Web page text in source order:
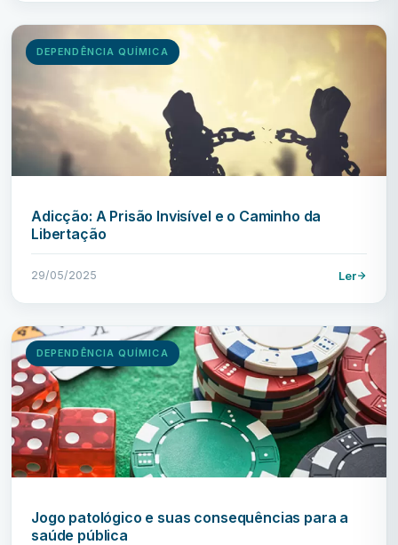
DEPENDÊNCIA QUÍMICA
Adicção: A Prisão Invisível e o Caminho da
Libertação
29/05/2025 Ler
DEPENDÊNCIA QUÍMICA
Jogo patológico e suas consequências para a
saúde pública